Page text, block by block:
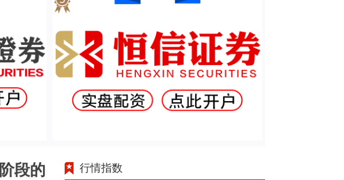
段的
行情指数